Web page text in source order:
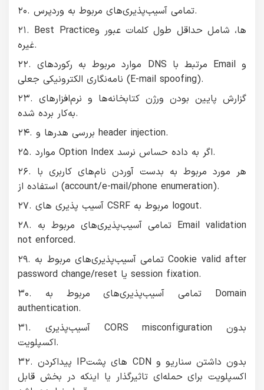
۲۰. تمامی آسیب‌پذیری‌های مربوط به وردپرس.
۲۱. Best Practiceها، شامل حداقل طول كلمات عبور و
غيره.
۲۲. موارد مربوط به رکوردهای DNS مرتبط با Email و
نامه‌نگاری الکترونیکی جعلی (E-mail spoofing).
۲۳. گزارش پایین بودن ورژن کتابخانه‌ها و نرم‌افزار‌های
به‌کار برده شده.
۲۴. بررسی هدرها و header injection.
۲۵. موارد Option Index اگر به داده حساس نرسد.
۲۶. هر مورد مربوط به بدست آوردن نام‌های کاربری با
استفاده از (account/e-mail/phone enumeration).
۲۷. آسیب پذیری های CSRF مربوط به logout.
۲۸. تمامی آسیب‌پذیری‌های مربوط به Email validation
not enforced.
۲۹. تمامی آسیب‌پذیری‌های مربوط به Cookie valid after
password change/reset یا session fixation.
۳۰. تمامی آسیب‌پذیری‌های مربوط به Domain
authentication.
۳۱. آسیب‌پذیری CORS misconfiguration بدون
اکسپلویت.
۳۲. پیداکردن IPهای پشت CDN بدون داشتن سناریو و
اکسپلویت برای حمله‌ای تاثیرگذار یا اینکه در بخش قابل